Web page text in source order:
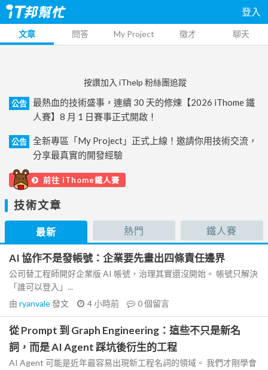
登入
文章 問答 My Project 徵才 聊天
按讚加入 iThelp 粉絲團追蹤
公告
最熱血的技術盛事，連續 30 天的修煉【2026 iThome 鐵
人賽】8 月 1 日賽事正式開啟！
公告
全新專區「My Project」正式上線！邀請你用技術交流，
分享最真實的開發經驗
前往 iThome鐵人賽
技術文章
最新 熱門 鐵人賽
AI 協作不是發帳號：企業要先畫出四條責任邊界
公司替工程師開好企業版 AI 帳號，治理其實還沒開始。 帳號只解決
「誰可以登入」...
由 ryanvale發文 4 小時前 0個留言
從 Prompt 到 Graph Engineering：這些不只是新名
詞，而是 AI Agent 踩坑後衍生的工程
AI Agent 可能是近年最容易出現新工程名詞的領域。 我們才剛學會